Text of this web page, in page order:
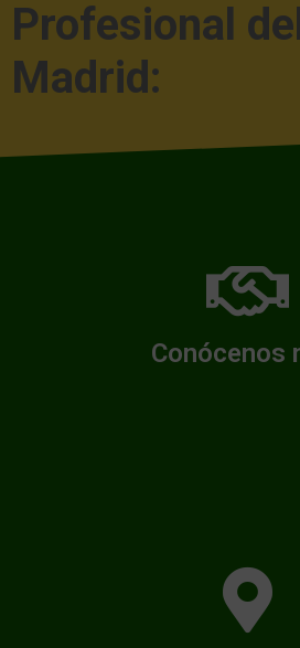
Profesional
Madrid:
Conócenos
Quién somos y qué
Conócenos
Contacta